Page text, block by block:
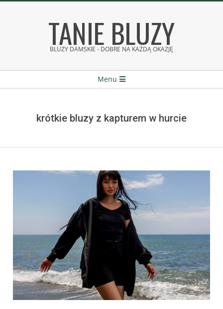
TANIE BLUZY
BLUZY DAMSKIE - DOBRE NA KAŻDĄ OKAZJĘ
Menu
krótkie bluzy z kapturem w hurcie